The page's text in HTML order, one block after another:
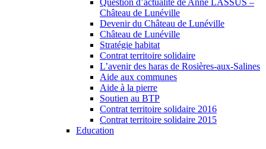
Question d’actualité de Anne LASSUS –
Château de Lunéville
Devenir du Château de Lunéville
Château de Lunéville
Stratégie habitat
Contrat territoire solidaire
L’avenir des haras de Rosières-aux-Salines
Aide aux communes
Aide à la pierre
Soutien au BTP
Contrat territoire solidaire 2016
Contrat territoire solidaire 2015
Education